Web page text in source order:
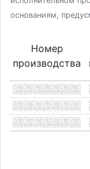
основаниям,
Номер
производства